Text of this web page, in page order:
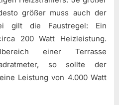
größer muss auch der
gilt die Faustregel: Ein
200 Watt Heizleistung.
einer Terrasse
so sollte der
Leistung von 4.000 Watt